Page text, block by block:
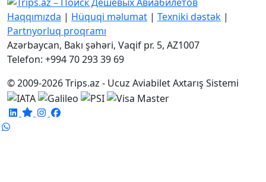
Haqqımızda | Hüquqi məlumat | Texniki dəstək |
Partnyorluq proqramı
Azərbaycan, Bakı şəhəri, Vaqif pr. 5, AZ1007
Telefon: +994 70 293 39 69
© 2009-2026 Trips.az - Ucuz Aviabilet Axtarış Sistemi